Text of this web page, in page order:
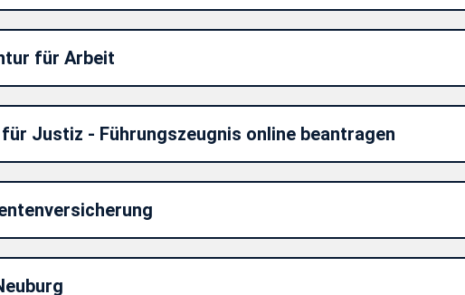
für Arbeit
Justiz - Führungszeugnis online beantragen